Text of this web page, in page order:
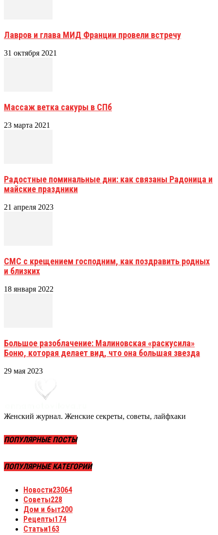
Лавров и глава МИД Франции провели встречу
31 октября 2021
Массаж ветка сакуры в СПб
23 марта 2021
Радостные поминальные дни: как связаны Радоница и
майские праздники
21 апреля 2023
СМС с крещением господним, как поздравить родных
и близких
18 января 2022
Большое разоблачение: Малиновская «раскусила»
Боню, которая делает вид, что она большая звезда
29 мая 2023
Женский журнал. Женские секреты, советы, лайфхаки
ПОПУЛЯРНЫЕ ПОСТЫ
ПОПУЛЯРНЫЕ КАТЕГОРИИ
Новости23064
Советы228
Дом и быт200
Рецепты174
Статьи163